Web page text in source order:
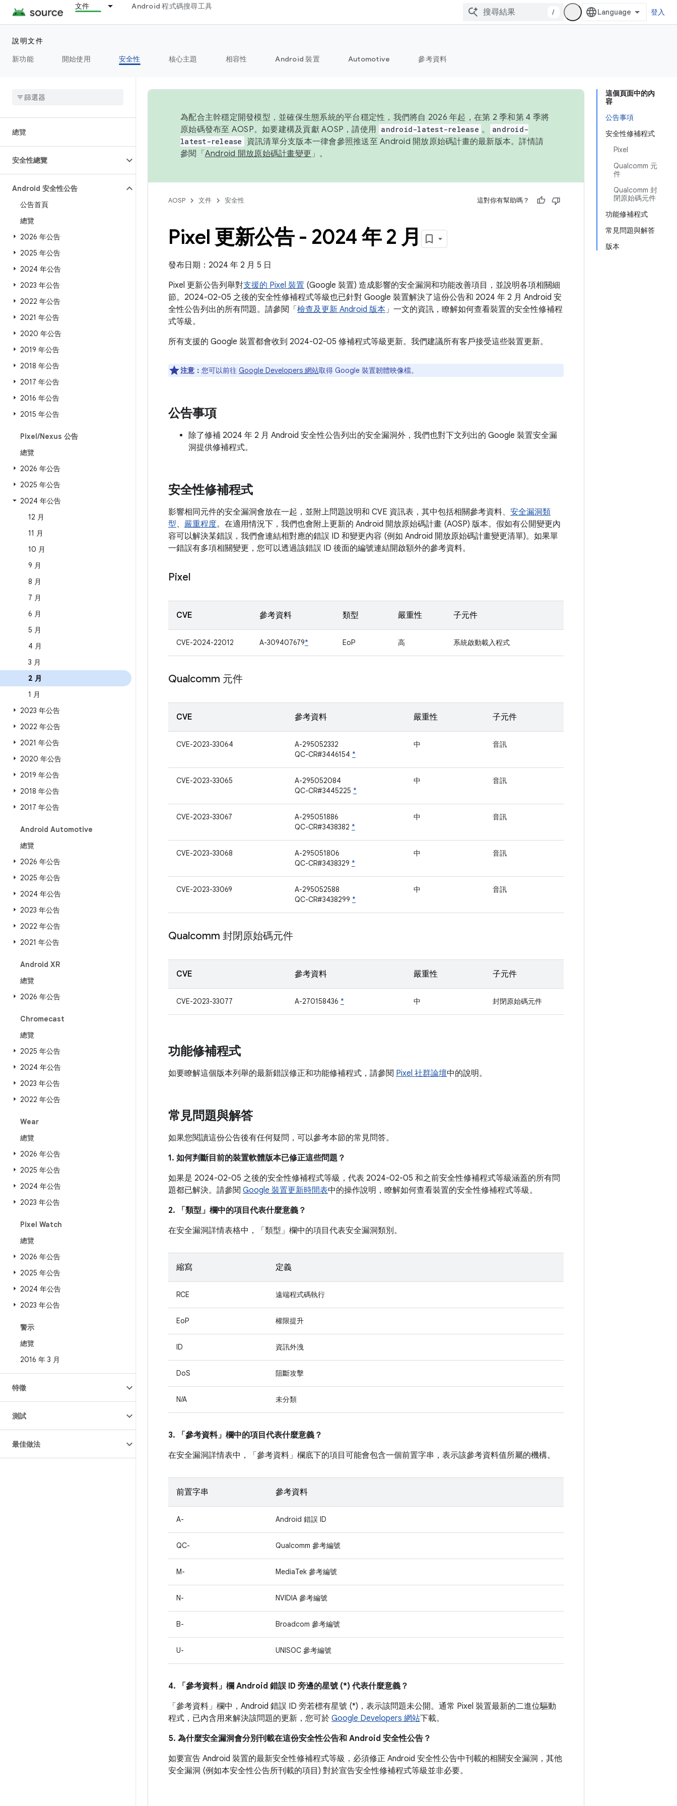
文件 Android 程式碼搜尋工具
/ 登入
說明文件
新功能
開始使用 安全性 核心主題 相容性 Android 裝置 Automotive 參考資料
總覽
安全性總覽
Android 安全性公告
公告首頁
總覽
2026 年公告
2025 年公告
2024 年公告
2023 年公告
2022 年公告
2021 年公告
2020 年公告
2019 年公告
2018 年公告
2017 年公告
2016 年公告
2015 年公告
Pixel/Nexus 公告
總覽
2026 年公告
2025 年公告
2024 年公告
12 月
11 月
10 月
9 月
8 月
7 月
6 月
5 月
4 月
3 月
2 月
1 月
2023 年公告
2022 年公告
2021 年公告
2020 年公告
2019 年公告
2018 年公告
2017 年公告
Android Automotive
總覽
2026 年公告
2025 年公告
2024 年公告
2023 年公告
2022 年公告
2021 年公告
Android XR
總覽
2026 年公告
Chromecast
總覽
2025 年公告
2024 年公告
2023 年公告
2022 年公告
Wear
總覽
2026 年公告
2025 年公告
2024 年公告
2023 年公告
Pixel Watch
總覽
2026 年公告
2025 年公告
2024 年公告
2023 年公告
警示
總覽
2016 年 3 月
特徵
測試
最佳做法
這個頁面中的內
容
公告事項
安全性修補程式
Pixel
Qualcomm 元
件
Qualcomm 封
閉原始碼元件
功能修補程式
常見問題與解答
版本
為配合主幹穩定開發模型，並確保生態系統的平台穩定性，我們將自 2026 年起，在第 2 季和第 4 季將
原始碼發布至 AOSP。如要建構及貢獻 AOSP，請使用 android-latest-release 。
android-
latest-release
資訊清單分支版本一律會參照推送至 Android 開放原始碼計畫的最新版本。詳情請
參閱「 Android 開放原始碼計畫變更 」。
AOSP 文件 安全性 這對你有幫助嗎？
Pixel 更新公告 - 2024 年 2 月
發布日期：2024 年 2 月 5 日
Pixel 更新公告列舉對支援的 Pixel 裝置 (Google 裝置) 造成影響的安全漏洞和功能改善項目，並說明各項相關細
節。2024-02-05 之後的安全性修補程式等級也已針對 Google 裝置解決了這份公告和 2024 年 2 月 Android 安
全性公告列出的所有問題。請參閱「 檢查及更新 Android 版本」一文的資訊，瞭解如何查看裝置的安全性修補程
式等級。
所有支援的 Google 裝置都會收到 2024-02-05 修補程式等級更新。我們建議所有客戶接受這些裝置更新。
注意： 您可以前往 Google Developers 網站取得 Google 裝置韌體映像檔。
公告事項
除了修補 2024 年 2 月 Android 安全性公告列出的安全漏洞外，我們也對下文列出的 Google 裝置安全漏
洞提供修補程式。
安全性修補程式
影響相同元件的安全漏洞會放在一起，並附上問題說明和 CVE 資訊表，其中包括相關參考資料、 安全漏洞類
型、 嚴重程度。在適用情況下，我們也會附上更新的 Android 開放原始碼計畫 (AOSP) 版本。假如有公開變更內
容可以解決某錯誤，我們會連結相對應的錯誤 ID 和變更內容 (例如 Android 開放原始碼計畫變更清單)。如果單
一錯誤有多項相關變更，您可以透過該錯誤 ID 後面的編號連結開啟額外的參考資料。
Pixel
CVE 參考資料 類型 嚴重性 子元件
CVE-2024-22012 A-309407679* EoP 高 系統啟動載入程式
Qualcomm 元件
CVE 參考資料 嚴重性 子元件
CVE-2023-33064
A-295052332
QC-CR#3446154 *
中 音訊
CVE-2023-33065
A-295052084
QC-CR#3445225 *
中 音訊
CVE-2023-33067
A-295051886
QC-CR#3438382 *
中 音訊
CVE-2023-33068
A-295051806
QC-CR#3438329 *
中 音訊
CVE-2023-33069
A-295052588
QC-CR#3438299 *
中 音訊
Qualcomm 封閉原始碼元件
CVE 參考資料 嚴重性 子元件
CVE-2023-33077 A-270158436 * 中 封閉原始碼元件
功能修補程式
如要瞭解這個版本列舉的最新錯誤修正和功能修補程式，請參閱 Pixel 社群論壇中的說明。
常見問題與解答
如果您閱讀這份公告後有任何疑問，可以參考本節的常見問答。
1. 如何判斷目前的裝置軟體版本已修正這些問題？
如果是 2024-02-05 之後的安全性修補程式等級，代表 2024-02-05 和之前安全性修補程式等級涵蓋的所有問
題都已解決。請參閱 Google 裝置更新時間表中的操作說明，瞭解如何查看裝置的安全性修補程式等級。
2. 「類型」 欄中的項目代表什麼意義？
在安全漏洞詳情表格中，「類型」 欄中的項目代表安全漏洞類別。
縮寫 定義
RCE 遠端程式碼執行
EoP 權限提升
ID 資訊外洩
DoS 阻斷攻擊
N/A 未分類
3. 「參考資料」 欄中的項目代表什麼意義？
在安全漏洞詳情表中，「參考資料」 欄底下的項目可能會包含一個前置字串，表示該參考資料值所屬的機構。
前置字串 參考資料
A- Android 錯誤 ID
QC- Qualcomm 參考編號
M- MediaTek 參考編號
N- NVIDIA 參考編號
B- Broadcom 參考編號
U- UNISOC 參考編號
4. 「參考資料」 欄 Android 錯誤 ID 旁邊的星號 (*) 代表什麼意義？
「參考資料」 欄中，Android 錯誤 ID 旁若標有星號 (*)，表示該問題未公開。通常 Pixel 裝置最新的二進位驅動
程式，已內含用來解決該問題的更新，您可於 Google Developers 網站下載。
5. 為什麼安全漏洞會分別刊載在這份安全性公告和 Android 安全性公告？
如要宣告 Android 裝置的最新安全性修補程式等級，必須修正 Android 安全性公告中刊載的相關安全漏洞，其他
安全漏洞 (例如本安全性公告所刊載的項目) 對於宣告安全性修補程式等級並非必要。